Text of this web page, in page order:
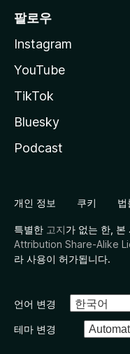
팔로우
Instagram
YouTube
TikTok
Bluesky
Podcast
개인 정보 쿠키 법
특별한 고지가 없는 한, 본
Attribution Share-Alike
라 사용이 허가됩니다.
언어 변경
테마 변경